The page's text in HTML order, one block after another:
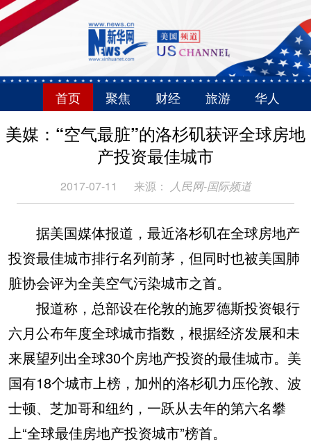
首页 聚焦 财经 旅游 华人
美媒：“空气最脏”的洛杉矶获评全球房地
产投资最佳城市
2017-07-11 来源： 人民网-国际频道
据美国媒体报道，最近洛杉矶在全球房地产
投资最佳城市排行名列前茅，但同时也被美国肺
脏协会评为全美空气污染城市之首。
报道称，总部设在伦敦的施罗德斯投资银行
六月公布年度全球城市指数，根据经济发展和未
来展望列出全球30个房地产投资的最佳城市。美
国有18个城市上榜，加州的洛杉矶力压伦敦、波
士顿、芝加哥和纽约，一跃从去年的第六名攀
上“全球最佳房地产投资城市”榜首。